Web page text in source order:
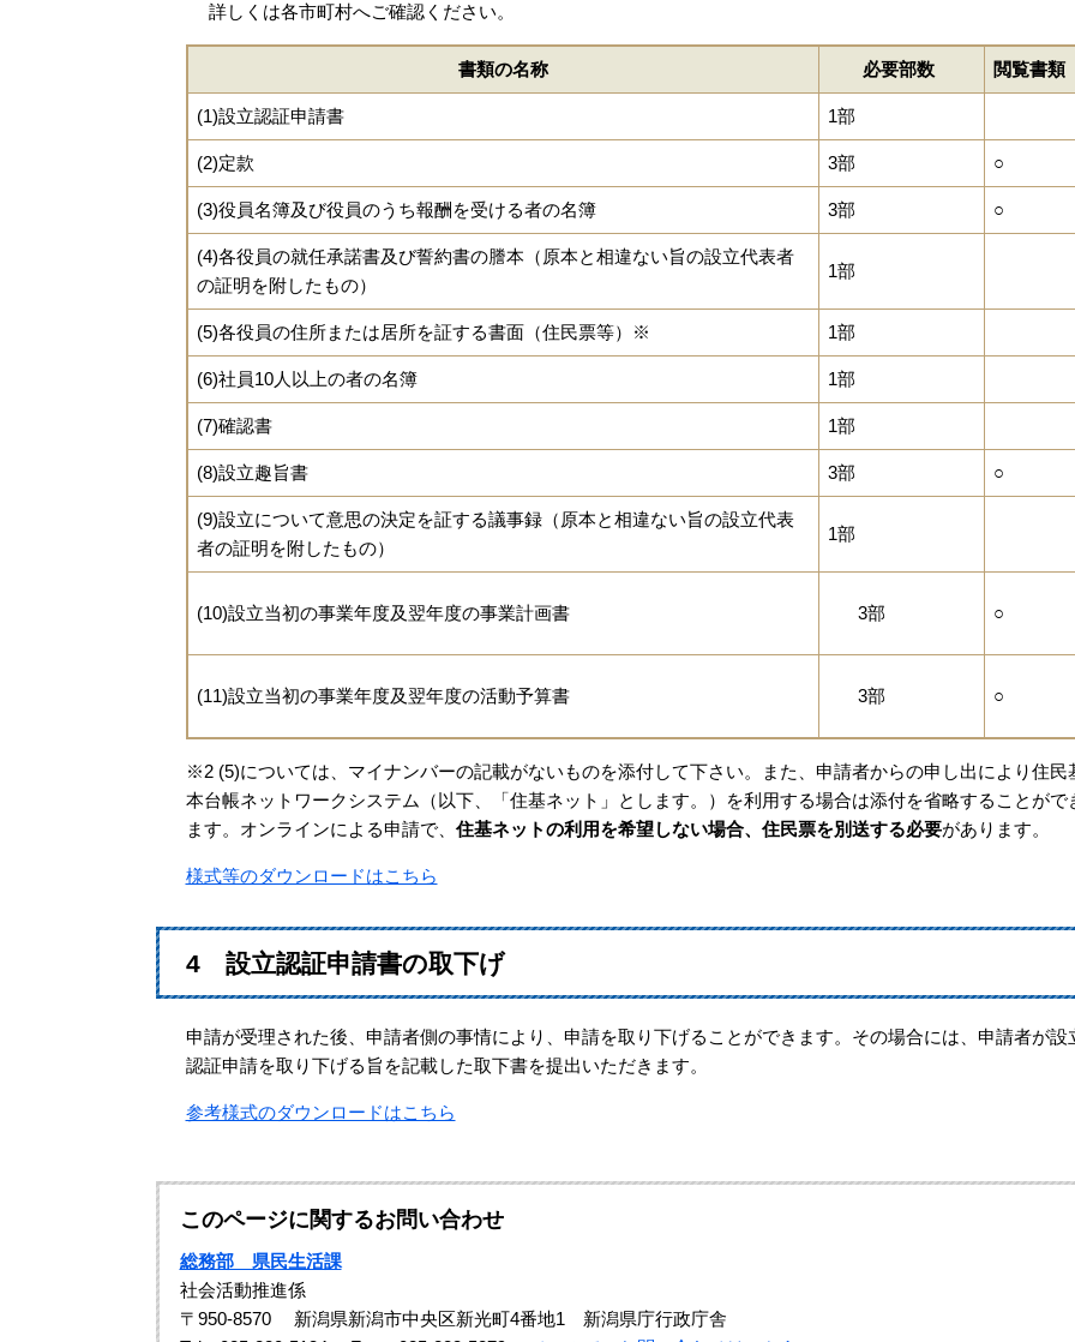
詳しくは各市町村へご確認ください。
書類の名称 必要部数 閲覧書類
(1)設立認証申請書 1部
(2)定款 3部 ○
(3)役員名簿及び役員のうち報酬を受ける者の名簿 3部 ○
(4)各役員の就任承諾書及び誓約書の謄本（原本と相違ない旨の設立代表者
の証明を附したもの）
1部
(5)各役員の住所または居所を証する書面（住民票等）※ 1部
(6)社員10人以上の者の名簿 1部
(7)確認書 1部
(8)設立趣旨書 3部 ○
(9)設立について意思の決定を証する議事録（原本と相違ない旨の設立代表
者の証明を附したもの）
1部
(10)設立当初の事業年度及翌年度の事業計画書 3部 ○
(11)設立当初の事業年度及翌年度の活動予算書 3部 ○
※2 (5)については、マイナンバーの記載がないものを添付して下さい。また、申請者からの申し出により住民
本台帳ネットワークシステム（以下、「住基ネット」とします。）を利用する場合は添付を省略することがで
ます。オンラインによる申請で、 住基ネットの利用を希望しない場合、住民票を別送する必要があります。
様式等のダウンロードはこちら
4 設立認証申請書の取下げ
申請が受理された後、申請者側の事情により、申請を取り下げることができます。その場合には、申請者が設
認証申請を取り下げる旨を記載した取下書を提出いただきます。
参考様式のダウンロードはこちら
このページに関するお問い合わせ
総務部 県民生活課
社会活動推進係
〒950-8570
新潟県新潟市中央区新光町4番地1 新潟県庁行政庁舎